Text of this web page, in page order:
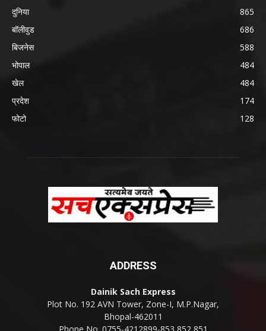
दुनिया
865
बॉलीवुड
686
बिजनेस
588
भोपाल
484
खेल
484
प्रदेश
174
फोटो
128
ADDRESS
Dainik Sach Express
Plot No. 192 AVN Tower, Zone-I, M.P.Nagar,
Bhopal-462011